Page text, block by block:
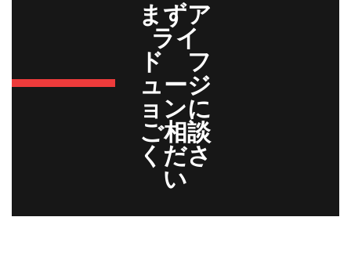
まずア
ライ
ド フ
ュージ
ョンに
ご相談
くださ
い